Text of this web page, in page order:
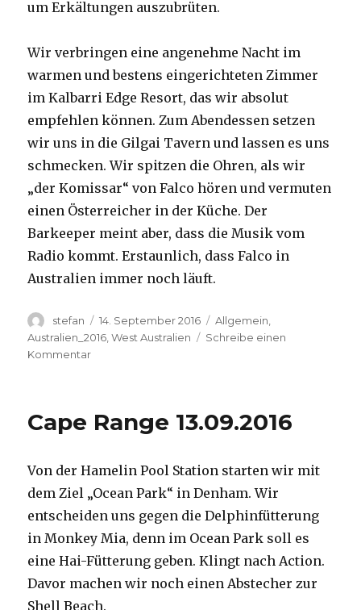
um Erkältungen auszubrüten.
Wir verbringen eine angenehme Nacht im
warmen und bestens eingerichteten Zimmer
im Kalbarri Edge Resort, das wir absolut
empfehlen können. Zum Abendessen setzen
wir uns in die Gilgai Tavern und lassen es uns
schmecken. Wir spitzen die Ohren, als wir
„der Komissar“ von Falco hören und vermuten
einen Österreicher in der Küche. Der
Barkeeper meint aber, dass die Musik vom
Radio kommt. Erstaunlich, dass Falco in
Australien immer noch läuft.
Autor
stefan
Veröffentlicht
am
14. September 2016 Kategorien
Allgemein
Australien_2016 ,West Australien
Schreibe einen
Kommentarzu
Cape Range 13.09.2016
Von der Hamelin Pool Station starten wir mit
dem Ziel „Ocean Park“ in Denham. Wir
entscheiden uns gegen die Delphinfütterung
in Monkey Mia, denn im Ocean Park soll es
eine Hai-Fütterung geben. Klingt nach Action.
Davor machen wir noch einen Abstecher zur
Shell Beach.